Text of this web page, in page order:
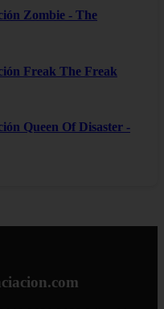
Zombie - The
Freak The Freak
Queen Of Disaster -